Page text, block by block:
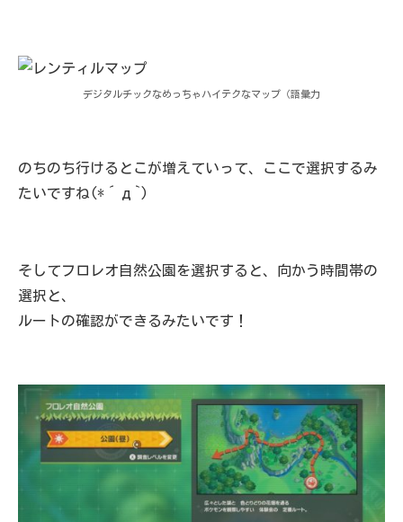
デジタルチックなめっちゃハイテクなマップ（語彙力
のちのち行けるとこが増えていって、ここで選択するみ
たいですね(*´д`)
そしてフロレオ自然公園を選択すると、向かう時間帯の
選択と、
ルートの確認ができるみたいです！